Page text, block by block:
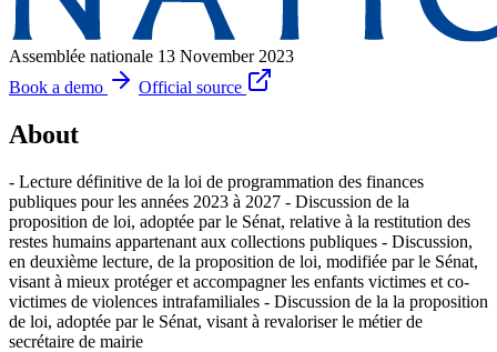
Assemblée nationale 13 November 2023
Book a demo
Official source
About
- Lecture définitive de la loi de programmation des finances
publiques pour les années 2023 à 2027 - Discussion de la
proposition de loi, adoptée par le Sénat, relative à la restitution des
restes humains appartenant aux collections publiques - Discussion,
en deuxième lecture, de la proposition de loi, modifiée par le Sénat,
visant à mieux protéger et accompagner les enfants victimes et co-
victimes de violences intrafamiliales - Discussion de la la proposition
de loi, adoptée par le Sénat, visant à revaloriser le métier de
secrétaire de mairie